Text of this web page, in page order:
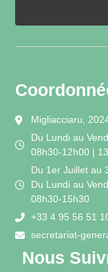
Migliacciaru,
Du Lundi au
08h30-12h00 |
Du 1er Juillet au
Du Lundi au
08h30-15h30
+33 4 95 56 51
secretariat-
Nous